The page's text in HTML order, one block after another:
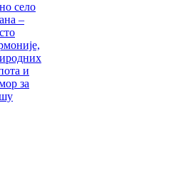
село
–
и
за